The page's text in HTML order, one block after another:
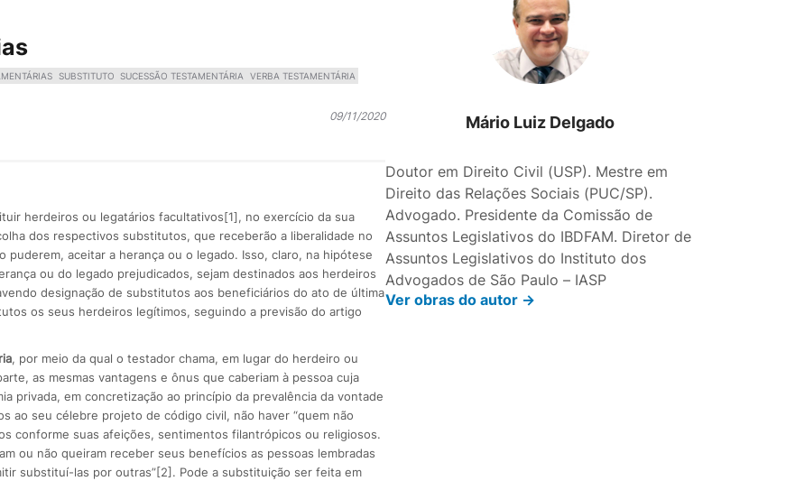
SUBSTITUTO SUCESSÃO TESTAMENTÁRIA VERBA TESTAMENTÁRIA
09/11/2020
herdeiros ou legatários facultativos[1], no exercício da sua
dos respectivos substitutos, que receberão a liberalidade no
aceitar a herança ou o legado. Isso, claro, na hipótese
ou do legado prejudicados, sejam destinados aos herdeiros
designação de substitutos aos beneficiários do ato de última
os seus herdeiros legítimos, seguindo a previsão do artigo
, por meio da qual o testador chama, em lugar do herdeiro ou
as mesmas vantagens e ônus que caberiam à pessoa cuja
privada, em concretização ao princípio da prevalência da vontade
ao seu célebre projeto de código civil, não haver “quem não
conforme suas afeições, sentimentos filantrópicos ou religiosos.
ou não queiram receber seus benefícios as pessoas lembradas
substituí-las por outras”[2]. Pode a substituição ser feita em
Mário Luiz Delgado
Doutor em Direito Civil (USP). Mestre em
Direito das Relações Sociais (PUC/SP).
Advogado. Presidente da Comissão de
Assuntos Legislativos do IBDFAM. Diretor de
Assuntos Legislativos do Instituto dos
Advogados de São Paulo – IASP
Ver obras do autor ->